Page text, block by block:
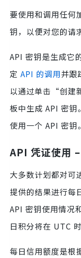
要使用和调用任何
钥，以便对您的请
API 密钥是生成它
定 API 的调用并跟
以通过单击“创建
板中生成 API 密钥
使用一个 API 密钥。
API 凭证使用
大多数计划都对可
提供的结果进行
API 密钥使用情况
日积分将在 UTC
每日信用额度是根